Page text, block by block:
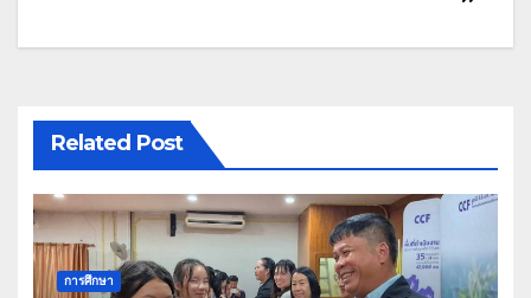
Related Post
การศึกษา